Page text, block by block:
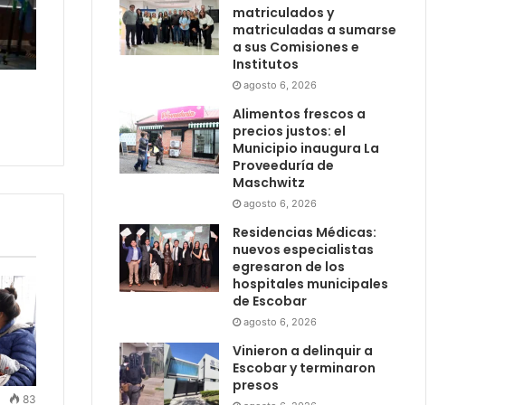
83
matriculados y
matriculadas a sumarse
a sus Comisiones e
Institutos
agosto 6, 2026
Alimentos frescos a
precios justos: el
Municipio inaugura La
Proveeduría de
Maschwitz
agosto 6, 2026
Residencias Médicas:
nuevos especialistas
egresaron de los
hospitales municipales
de Escobar
agosto 6, 2026
Vinieron a delinquir a
Escobar y terminaron
presos